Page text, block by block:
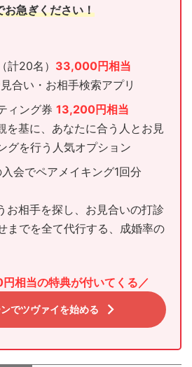
急ぎください！
計20名） 33,000円相当
合い・お相手検索アプリ
ィング券 13,200円相当
を基に、あなたに合う人とお見
グを行う人気オプション
会でペアメイキング1回分
お相手を探し、お見合いの打診
までを全て代行する、成婚率の
相当の特典が付いてくる／
でツヴァイを始める